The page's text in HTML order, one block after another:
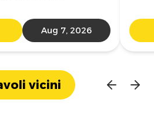
Aug 7, 2026
vicini